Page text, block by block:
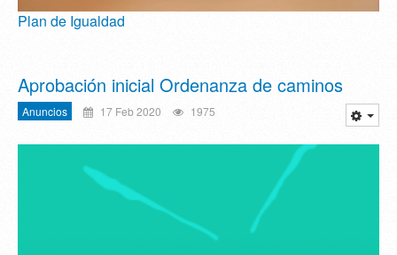
Plan de Igualdad
Aprobación inicial Ordenanza de caminos
Anuncios 17 Feb 2020 1975